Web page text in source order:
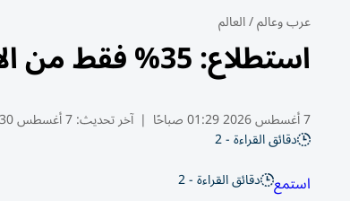
عرب وعالم/العالم
استطلاع: 35% فقط من الأمريكيين يدعمون حرب إيران
7 أغسطس 2026 01:29 صباحًا | آخر تحديث:7 أغسطس 01:30 2026
دقائق القراءة - 2
استمع دقائق القراءة - 2